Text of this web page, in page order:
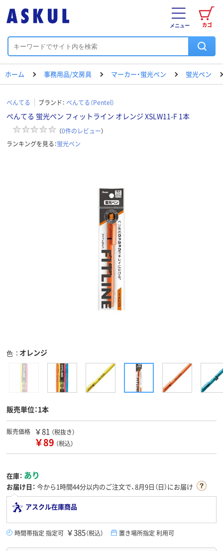
カゴ
メニュー
ホーム 事務用品/文房具 マーカー・蛍光ペン 蛍光ペン
ぺんてる ブランド： ぺんてる（Pentel）
ぺんてる 蛍光ペン フィットライン オレンジ XSLW11-F 1本
（0件のレビュー）
ランキングを見る：蛍光ペン
色 オレンジ
販売単位：1本
販売価格 ￥81 （税抜き）
￥89 （税込）
在庫： あり
お届け日： 今から1時間44分以内のご注文で、8月9日（日）にお届け
アスクル在庫商品
時間帯指定 指定可 ￥385（税込） 置き場所指定 利用可